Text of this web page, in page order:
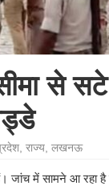
से सटे
, राज्य, लखनऊ
जांच में सामने आ रहा है